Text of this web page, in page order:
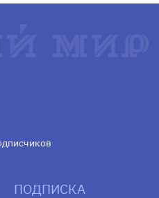
ПОДПИСКА